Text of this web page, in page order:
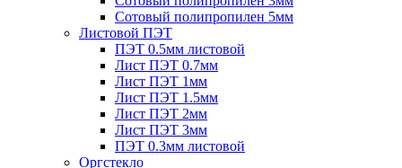
Сотовый полипропилен 5мм
Листовой ПЭТ
ПЭТ 0.5мм листовой
Лист ПЭТ 0.7мм
Лист ПЭТ 1мм
Лист ПЭТ 1.5мм
Лист ПЭТ 2мм
Лист ПЭТ 3мм
ПЭТ 0.3мм листовой
Оргстекло